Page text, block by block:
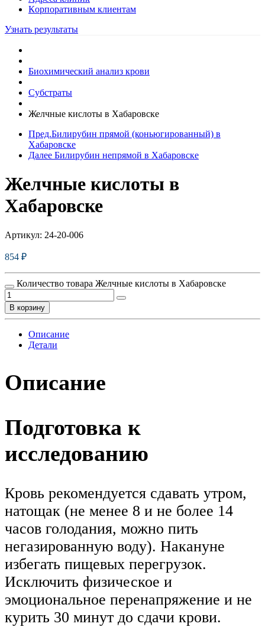
Кoрпоративным клиентам
Узнать результаты
Биохимический анализ крови
Субстраты
Желчные кислоты в Хабаровске
Пред.Билирубин прямой (коньюгированный) в
Хабаровске
Далее Билирубин непрямой в Хабаровске
Желчные кислоты в
Хабаровске
Артикул: 24-20-006
854 ₽
Количество товара Желчные кислоты в Хабаровске
В корзину
Описание
Детали
Описание
Подготовка к
исследованию
Кровь рекомендуется сдавать утром,
натощак (не менее 8 и не более 14
часов голодания, можно пить
негазированную воду). Накануне
избегать пищевых перегрузок.
Исключить физическое и
эмоциональное перенапряжение и не
курить 30 минут до сдачи крови.